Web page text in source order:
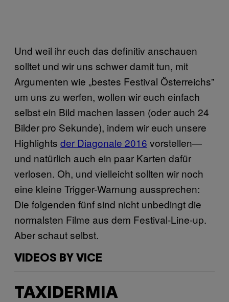
Und weil ihr euch das definitiv anschauen
solltet und wir uns schwer damit tun, mit
Argumenten wie „bestes Festival Österreichs”
um uns zu werfen, wollen wir euch einfach
selbst ein Bild machen lassen (oder auch 24
Bilder pro Sekunde), indem wir euch unsere
Highlights der Diagonale 2016 vorstellen—
und natürlich auch ein paar Karten dafür
verlosen. Oh, und vielleicht sollten wir noch
eine kleine Trigger-Warnung aussprechen:
Die folgenden fünf sind nicht unbedingt die
normalsten Filme aus dem Festival-Line-up.
Aber schaut selbst.
VIDEOS BY VICE
TAXIDERMIA